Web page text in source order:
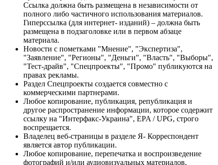
Ссылка должна быть размещена в независимости от
полного либо частичного использования материалов.
Гиперссылка (для интернет- изданий) – должна быть
размещена в подзаголовке или в первом абзаце
материала.
Новости с пометками "Мнение", "Экспертиза",
"Заявление", "Регионы", "Деньги", "Власть", "Выборы",
"Тест-драйв", "Спецпроекты", "Промо" публикуются на
правах рекламы.
Раздел Спецпроекты создается совместно с
коммерческими партнерами.
Любое копирование, публикация, републикация и
другое распространение информации, которое содержит
ссылку на "Интерфакс-Украина", EPA / UPG, строго
воспрещается.
Владелец веб-страницы в разделе Я- Корреспондент
является автор публикации.
Любое копирование, перепечатка и воспроизведение
фотографий и/или аудиовизуальных материалов,